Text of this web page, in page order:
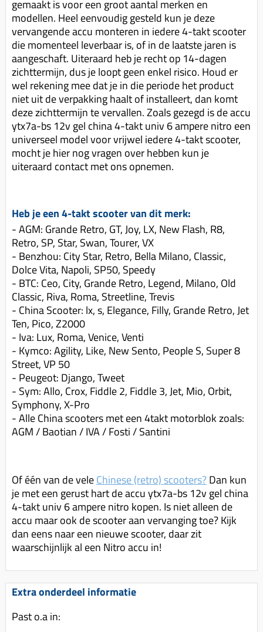
gemaakt is voor een groot aantal merken en
modellen. Heel eenvoudig gesteld kun je deze
vervangende accu monteren in iedere 4-takt scooter
die momenteel leverbaar is, of in de laatste jaren is
aangeschaft. Uiteraard heb je recht op 14-dagen
zichttermijn, dus je loopt geen enkel risico. Houd er
wel rekening mee dat je in die periode het product
niet uit de verpakking haalt of installeert, dan komt
deze zichttermijn te vervallen. Zoals gezegd is de accu
ytx7a-bs 12v gel china 4-takt univ 6 ampere nitro een
universeel model voor vrijwel iedere 4-takt scooter,
mocht je hier nog vragen over hebben kun je
uiteraard contact met ons opnemen.
Heb je een 4-takt scooter van dit merk:
- AGM: Grande Retro, GT, Joy, LX, New Flash, R8,
Retro, SP, Star, Swan, Tourer, VX
- Benzhou: City Star, Retro, Bella Milano, Classic,
Dolce Vita, Napoli, SP50, Speedy
- BTC: Ceo, City, Grande Retro, Legend, Milano, Old
Classic, Riva, Roma, Streetline, Trevis
- China Scooter: lx, s, Elegance, Filly, Grande Retro, Jet
Ten, Pico, Z2000
- Iva: Lux, Roma, Venice, Venti
- Kymco: Agility, Like, New Sento, People S, Super 8
Street, VP 50
- Peugeot: Django, Tweet
- Sym: Allo, Crox, Fiddle 2, Fiddle 3, Jet, Mio, Orbit,
Symphony, X-Pro
- Alle China scooters met een 4takt motorblok zoals:
AGM / Baotian / IVA / Fosti / Santini
Of één van de veleChinese (retro) scooters?Dan kun
je met een gerust hart de accu ytx7a-bs 12v gel china
4-takt univ 6 ampere nitro kopen. Is niet alleen de
accu maar ook de scooter aan vervanging toe? Kijk
dan eens naar een nieuwe scooter, daar zit
waarschijnlijk al een Nitro accu in!
Extra onderdeel informatie
Past o.a in: